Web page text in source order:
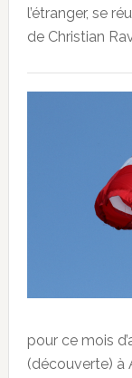
l’étranger, se
de Christian
pour ce mois
(découverte) à